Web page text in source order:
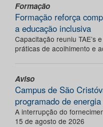
Formação
Formação reforça
a educação inclusiva
Capacitação reuniu TAE’s
práticas de acolhimento e
Aviso
Campus de São
programado de
A interrupção do
15 de agosto de 2026